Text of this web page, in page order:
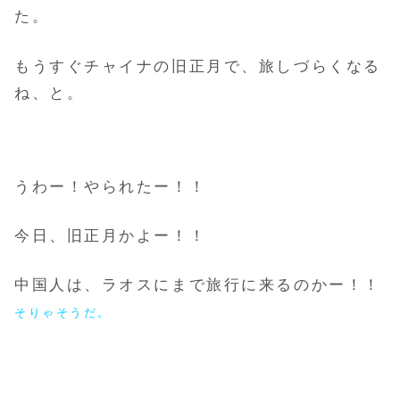
た。
もうすぐチャイナの旧正月で、旅しづらくなる
ね、と。
うわー！やられたー！！
今日、旧正月かよー！！
中国人は、ラオスにまで旅行に来るのかー！！
そりゃそうだ。